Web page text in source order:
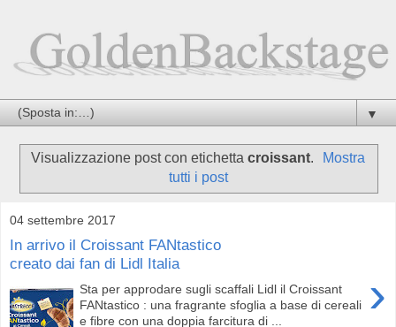
▼
Visualizzazione post con etichetta croissant.
Mostra
tutti i post
04 settembre 2017
In arrivo il Croissant FANtastico
creato dai fan di Lidl Italia
›
Sta per approdare sugli scaffali Lidl il Croissant
FANtastico : una fragrante sfoglia a base di cereali
e fibre con una doppia farcitura di ...